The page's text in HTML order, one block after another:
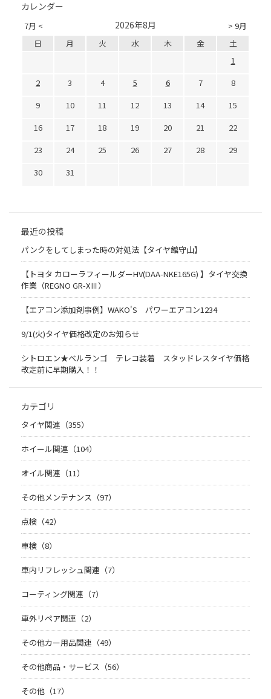
カレンダー
7月 < > 9月
2026年8月
日 月 火 水 木 金
土
1
2
3 4 5 6 7
8
9
10 11 12 13 14
15
16
17 18 19 20 21
22
23
24 25 26 27 28
29
30
31
最近の投稿
パンクをしてしまった時の対処法【タイヤ館守山】
【トヨタ カローラフィールダーHV(DAA-NKE165G) 】タイヤ交換
作業（REGNO GR-XⅢ）
【エアコン添加剤事例】WAKO'S パワーエアコン1234
9/1(火)タイヤ価格改定のお知らせ
シトロエン★ベルランゴ テレコ装着 スタッドレスタイヤ価格
改定前に早期購入！！
カテゴリ
タイヤ関連（355）
ホイール関連（104）
オイル関連（11）
その他メンテナンス（97）
点検（42）
車検（8）
車内リフレッシュ関連（7）
コーティング関連（7）
車外リペア関連（2）
その他カー用品関連（49）
その他商品・サービス（56）
その他（17）